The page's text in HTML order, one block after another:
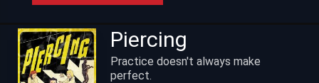
Piercing
Practice doesn't always make
perfect.